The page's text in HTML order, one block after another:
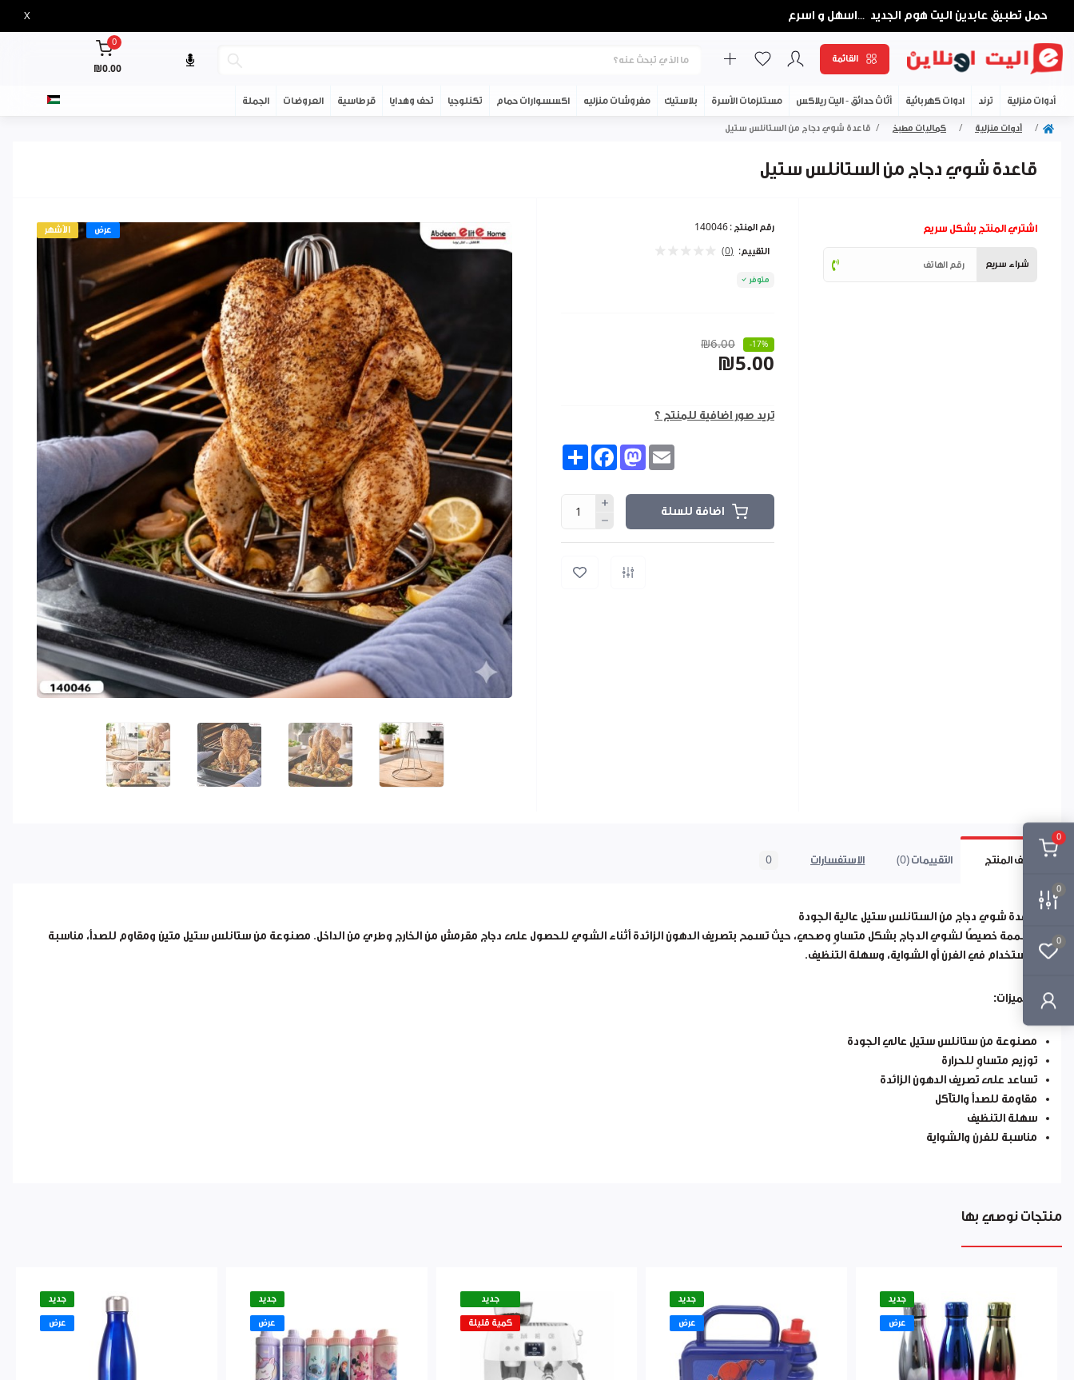
0
0
0
حمل تطبيق عابدين اليت هوم الجديد ...اسهل و اسرع X
القائمة
0
₪0.00
أدوات منزلية ترند ادوات كهربائية أثاث حدائق - اليت ريلاكس مستلزمات الأسرة بلاستيك مفروشات منزليه اكسسوارات حمام تكنلوجيا تحف وهدايا قرطاسية العروضات الجملة
أدوات منزلية كماليات مطبخ قاعدة شوي دجاج من الستانلس ستيل
قاعدة شوي دجاج من الستانلس ستيل
الأشهر عرض رقم المنتج : 140046
التقييم: (0)
متوفر
₪6.00 -17%
₪5.00
تريد صور اضافية للمنتج ؟
Share FacebookMastodon
اضافة للسلة
اشتري المنتج بشكل سريع
شراء سريع
وصف المنتج التقييمات (0) الاستفسارات 0
قاعدة شوي دجاج من الستانلس ستيل عالية الجودة
مصممة خصيصًا لشوي الدجاج بشكل متساوٍ وصحي، حيث تسمح بتصريف الدهون الزائدة أثناء الشوي للحصول على دجاج مقرمش من الخارج وطري من الداخل. مصنوعة من ستانلس ستيل متين ومقاوم للصدأ، مناسبة
للاستخدام في الفرن أو الشواية، وسهلة التنظيف.
المميزات:
مصنوعة من ستانلس ستيل عالي الجودة
توزيع متساوٍ للحرارة
تساعد على تصريف الدهون الزائدة
مقاومة للصدأ والتآكل
سهلة التنظيف
مناسبة للفرن والشواية
منتجات نوصي بها
جديد
عرض
جديد
عرض
جديد
كمية قليلة
جديد
عرض
جديد
عرض